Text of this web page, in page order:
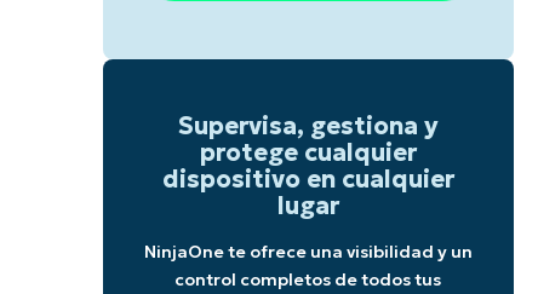
Supervisa, gestiona y
protege cualquier
dispositivo en cualquier
lugar
NinjaOne te ofrece una visibilidad y un
control completos de todos tus